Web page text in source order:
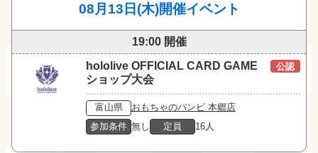
08月13日(木)開催イベント
19:00 開催
hololive OFFICIAL CARD GAME
ショップ大会
公認
富山県
おもちゃのバンビ 本郷店
参加条件 無し 定員 16人